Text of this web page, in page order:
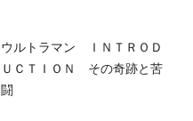
ウルトラマン ＩＮＴＲＯＤ
ＵＣＴＩＯＮ その奇跡と苦
闘